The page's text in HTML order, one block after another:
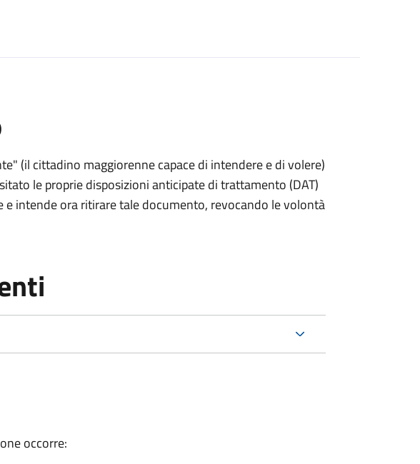
(il cittadino maggiorenne capace di intendere e di volere)
le proprie disposizioni anticipate di trattamento (DAT)
intende ora ritirare tale documento, revocando le volontà
occorre: